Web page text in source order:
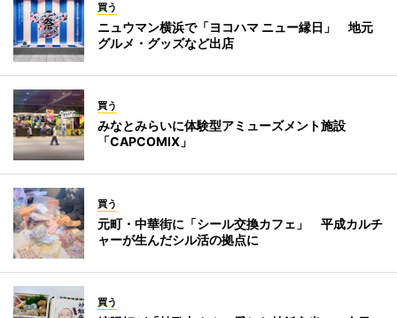
買う
ニュウマン横浜で「ヨコハマ ニュー縁日」 地元
グルメ・グッズなど出店
買う
みなとみらいに体験型アミューズメント施設
「CAPCOMIX」
買う
元町・中華街に「シール交換カフェ」 平成カルチ
ャーが生んだシル活の拠点に
買う